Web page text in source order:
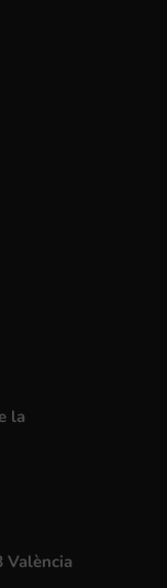
la
València